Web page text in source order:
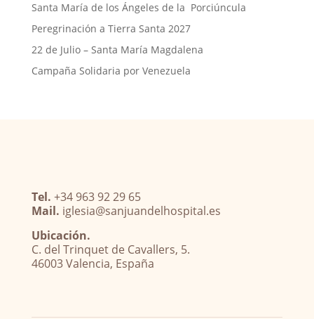
Santa María de los Ángeles de la Porciúncula
Peregrinación a Tierra Santa 2027
22 de Julio – Santa María Magdalena
Campaña Solidaria por Venezuela
Tel. +34 963 92 29 65
Mail. iglesia@sanjuandelhospital.es
Ubicación.
C. del Trinquet de Cavallers, 5.
46003 Valencia, España